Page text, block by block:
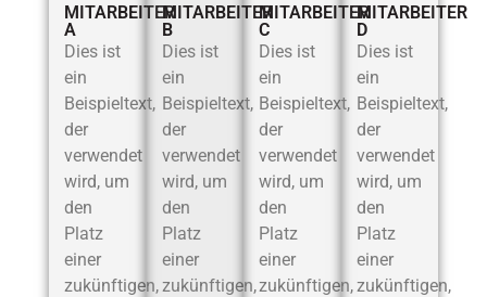
MITARBEITER
A
Dies ist
ein
Beispieltext,
der
verwendet
wird, um
den
Platz
einer
zukünftigen,
MITARBEITER
B
Dies ist
ein
Beispieltext,
der
verwendet
wird, um
den
Platz
einer
zukünftigen,
MITARBEITER
C
Dies ist
ein
Beispieltext,
der
verwendet
wird, um
den
Platz
einer
zukünftigen,
MITARBEITER
D
Dies ist
ein
Beispieltext,
der
verwendet
wird, um
den
Platz
einer
zukünftigen,